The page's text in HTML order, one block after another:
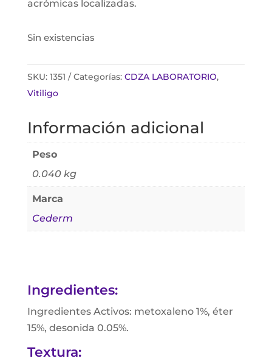
acrómicas localizadas.
Sin existencias
SKU: 1351 Categorías: CDZA LABORATORIO,
Vitiligo
Información adicional
Peso
0.040 kg
Marca
Cederm
Ingredientes:
Ingredientes Activos: metoxaleno 1%, éter
15%, desonida 0.05%.
Textura: